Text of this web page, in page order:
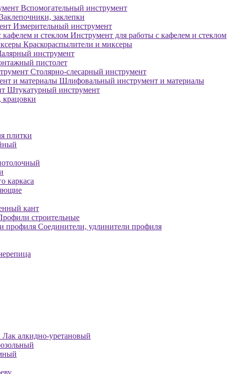
Вспомогательный инструмент
Заклепочники, заклепки
Измерительный инструмент
Инструмент для работы с кафелем и стеклом
Краскораспылители и миксеры
инструмент
пистолет
Столярно-слесарный инструмент
Шлифовальный инструмент и материалы
Штукатурный инструмент
плитки
каркаса
кант
строительные
Соединители, удлинители профиля
Лак алкидно-уретановый